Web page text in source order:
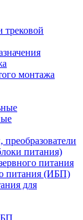
монтажа
питания)
питания
питания (ИБП)
для